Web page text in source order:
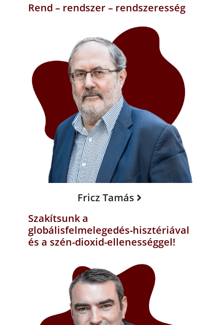
Rend – rendszer – rendszeresség
Fricz Tamás
Szakítsunk a
globálisfelmelegedés-hisztériával
és a szén-dioxid-ellenességgel!